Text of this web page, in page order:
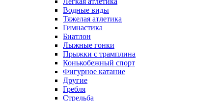
Водные виды
Тяжелая атлетика
Гимнастика
Биатлон
Лыжные гонки
Прыжки с трамплина
Конькобежный спорт
Фигурное катание
Другие
Гребля
Стрельба